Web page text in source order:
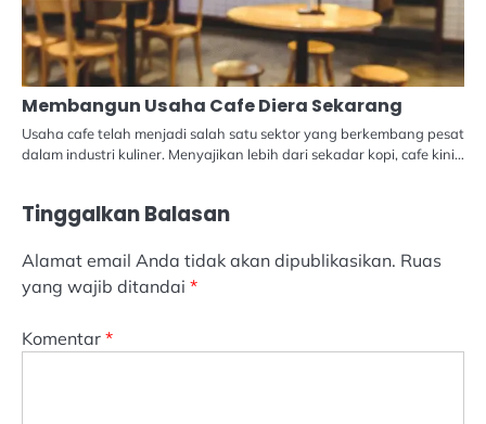
Membangun Usaha Cafe Diera Sekarang
Usaha cafe telah menjadi salah satu sektor yang berkembang pesat
dalam industri kuliner. Menyajikan lebih dari sekadar kopi, cafe kini…
Tinggalkan Balasan
Alamat email Anda tidak akan dipublikasikan. Ruas
yang wajib ditandai *
Komentar *